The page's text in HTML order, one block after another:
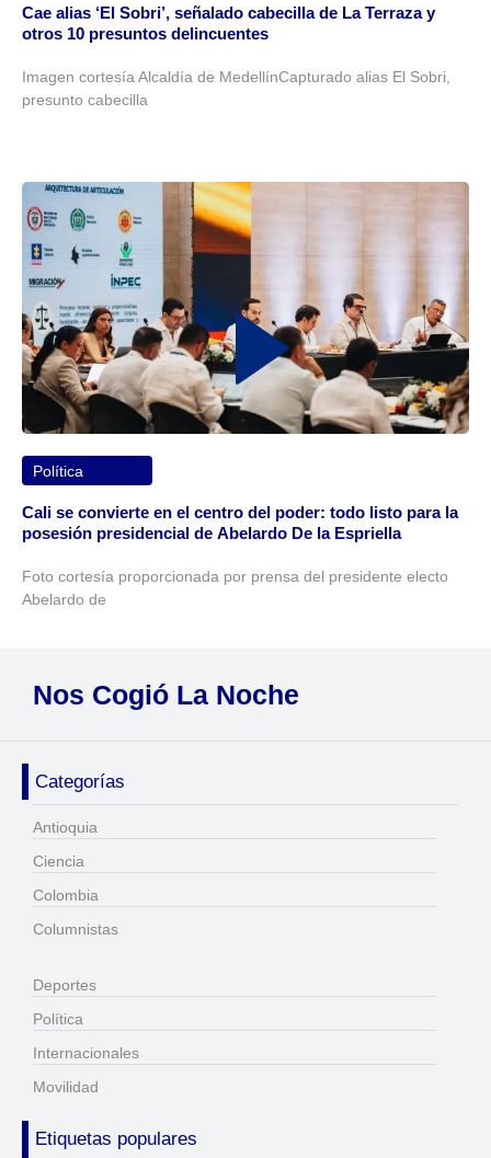
Cae alias ‘El Sobri’, señalado cabecilla de La Terraza y
otros 10 presuntos delincuentes
Imagen cortesía Alcaldía de MedellínCapturado alias El Sobri,
presunto cabecilla
Política
Cali se convierte en el centro del poder: todo listo para la
posesión presidencial de Abelardo De la Espriella
Foto cortesía proporcionada por prensa del presidente electo
Abelardo de
Nos Cogió La Noche
Categorías
Antioquia
Ciencia
Colombia
Columnistas
Deportes
Política
Internacionales
Movilidad
Etiquetas populares